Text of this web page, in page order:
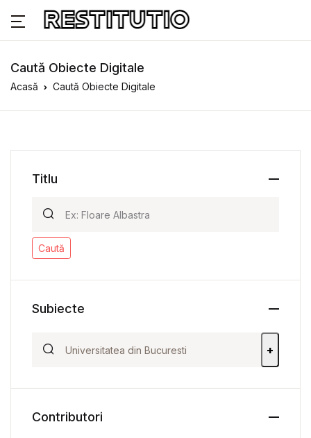
Caută Obiecte Digitale
Acasă Caută Obiecte Digitale
Titlu
Caută
Subiecte
+
Contributori